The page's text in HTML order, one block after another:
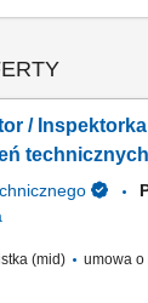
/
technicznych
(mid) umowa o